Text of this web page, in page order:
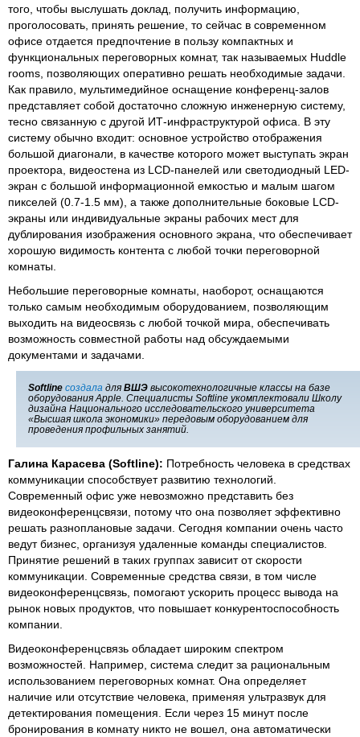
того, чтобы выслушать доклад, получить информацию,
проголосовать, принять решение, то сейчас в современном
офисе отдается предпочтение в пользу компактных и
функциональных переговорных комнат, так называемых Huddle
rooms, позволяющих оперативно решать необходимые задачи.
Как правило, мультимедийное оснащение конференц-залов
представляет собой достаточно сложную инженерную систему,
тесно связанную с другой ИТ-инфраструктурой офиса. В эту
систему обычно входит: основное устройство отображения
большой диагонали, в качестве которого может выступать экран
проектора, видеостена из LCD-панелей или светодиодный LED-
экран с большой информационной емкостью и малым шагом
пикселей (0.7-1.5 мм), а также дополнительные боковые LCD-
экраны или индивидуальные экраны рабочих мест для
дублирования изображения основного экрана, что обеспечивает
хорошую видимость контента с любой точки переговорной
комнаты.
Небольшие переговорные комнаты, наоборот, оснащаются
только самым необходимым оборудованием, позволяющим
выходить на видеосвязь с любой точкой мира, обеспечивать
возможность совместной работы над обсуждаемыми
документами и задачами.
Softline создала для ВШЭ высокотехнологичные классы на базе
оборудования Apple. Специалисты Softline укомплектовали Школу
дизайна Национального исследовательского университета
«Высшая школа экономики» передовым оборудованием для
проведения профильных занятий.
Галина Карасева (Softline): Потребность человека в средствах
коммуникации способствует развитию технологий.
Современный офис уже невозможно представить без
видеоконференцсвязи, потому что она позволяет эффективно
решать разноплановые задачи. Сегодня компании очень часто
ведут бизнес, организуя удаленные команды специалистов.
Принятие решений в таких группах зависит от скорости
коммуникации. Современные средства связи, в том числе
видеоконференцсвязь, помогают ускорить процесс вывода на
рынок новых продуктов, что повышает конкурентоспособность
компании.
Видеоконференцсвязь обладает широким спектром
возможностей. Например, система следит за рациональным
использованием переговорных комнат. Она определяет
наличие или отсутствие человека, применяя ультразвук для
детектирования помещения. Если через 15 минут после
бронирования в комнату никто не вошел, она автоматически